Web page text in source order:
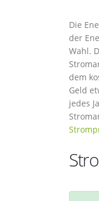
Die
der
Wahl.
dem
Geld
jedes